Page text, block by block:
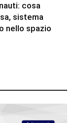
cosa
sistema
nello spazio